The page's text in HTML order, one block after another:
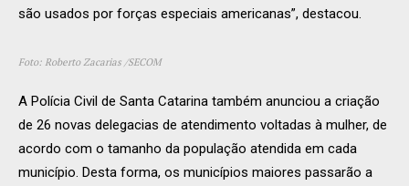
são usados por forças especiais americanas”, destacou.
Foto: Roberto Zacarias /SECOM
A Polícia Civil de Santa Catarina também anunciou a criação
de 26 novas delegacias de atendimento voltadas à mulher, de
acordo com o tamanho da população atendida em cada
município. Desta forma, os municípios maiores passarão a